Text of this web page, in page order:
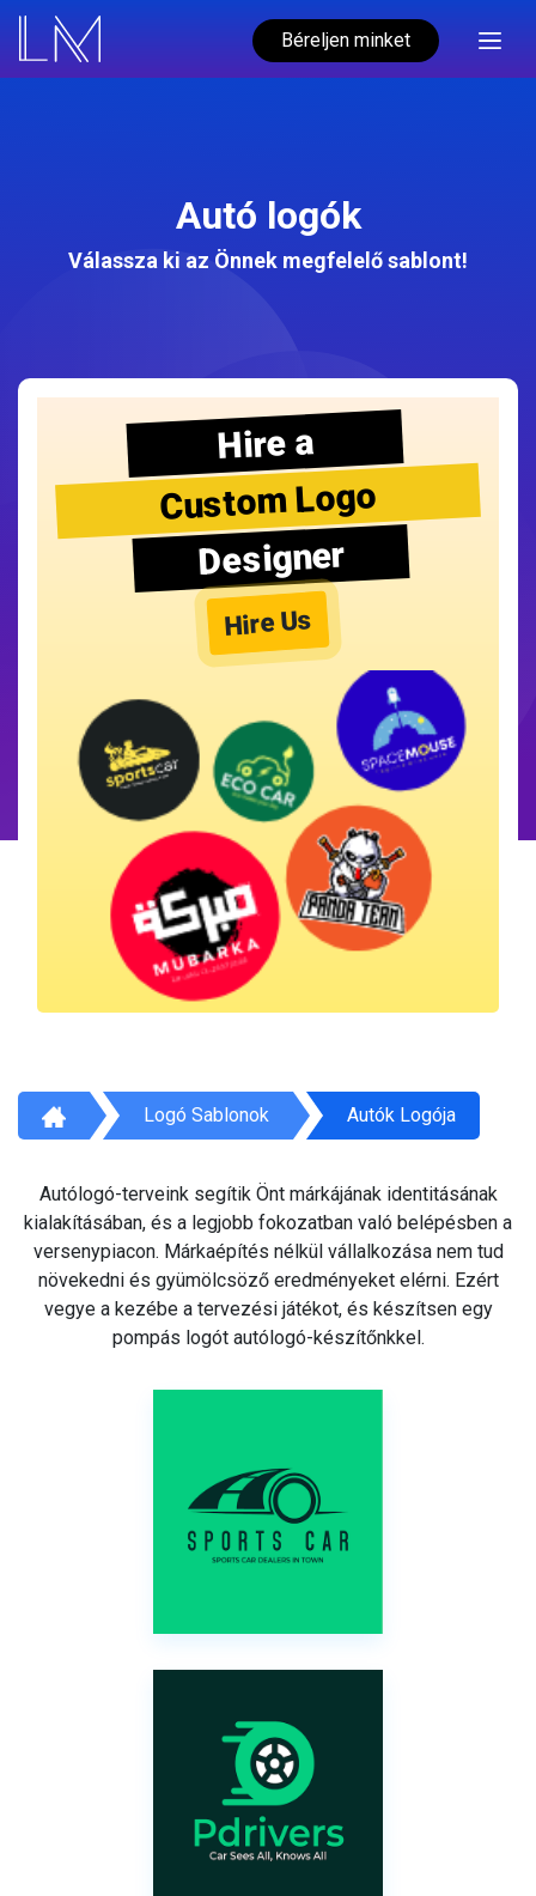
Béreljen minket
Autó logók
Válassza ki az Önnek megfelelő sablont!
Hire a
Custom Logo
Designer
Hire Us
Logó Sablonok Autók Logója
Autólogó-terveink segítik Önt márkájának identitásának
kialakításában, és a legjobb fokozatban való belépésben a
versenypiacon. Márkaépítés nélkül vállalkozása nem tud
növekedni és gyümölcsöző eredményeket elérni. Ezért
vegye a kezébe a tervezési játékot, és készítsen egy
pompás logót autólogó-készítőnkkel.